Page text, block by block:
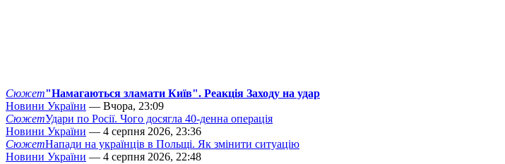
Сюжет"Намагаються зламати Київ". Реакція Заходу на удар
Новини України — Вчора, 23:09
СюжетУдари по Росії. Чого досягла 40-денна операція
Новини України — 4 серпня 2026, 23:36
СюжетНапади на українців в Польщі. Як змінити ситуацію
Новини України — 4 серпня 2026, 22:48